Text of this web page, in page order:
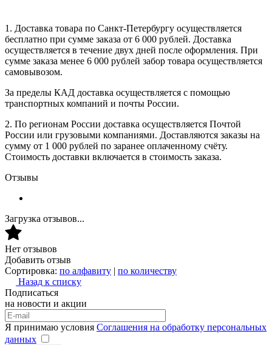
1. Доставка товара по Санкт-Петербургу осуществляется
бесплатно при сумме заказа от 6 000 рублей. Доставка
осуществляется в течение двух дней после оформления. При
сумме заказа менее 6 000 рублей забор товара осуществляется
самовывозом.
За пределы КАД доставка осуществляется с помощью
транспортных компаний и почты России.
2. По регионам России доставка осуществляется Почтой
России или грузовыми компаниями. Доставляются заказы на
сумму от 1 000 рублей по заранее оплаченному счёту.
Стоимость доставки включается в стоимость заказа.
Отзывы
Загрузка отзывов...
Нет отзывов
Добавить отзыв
Сортировка: по алфавиту | по количеству
Назад к списку
Подписаться
на новости и акции
Я принимаю условия Соглашения на обработку персональных
данных